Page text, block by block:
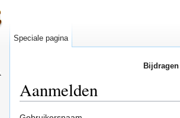
Aanmelden
Speciale pagina